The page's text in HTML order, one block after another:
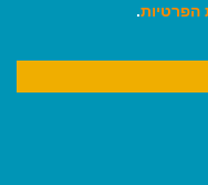
הפרטיות.